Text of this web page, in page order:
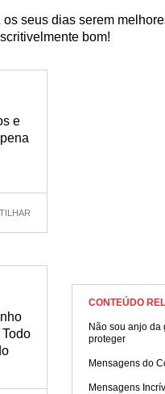
seus dias serem
bom!
e
CONTEÚDO
Não sou anjo da
proteger
Mensagens do
Mensagens